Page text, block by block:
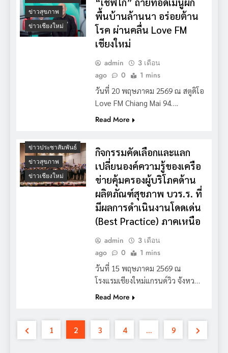
ข่าวสุขภาพ
ข่าวเชียงใหม่
พื้นบ้านล้านนา อร่อยต้าน
โรค ผ่านคลื่น Love FM
เชียงใหม่
admin
3 เดือน
ago
0 1 mins
วันที่ 20 พฤษภาคม 2569 ณ สตูดิโอ
Love FM Chiang Mai 94….
Read More
ข่าวประชาสัมพันธ์
ข่าวสุขภาพ
ข่าวเชียงใหม่
กิจกรรมคัดเลือกและแลก
เปลี่ยนองค์ความรู้ของเครือ
ข่ายคุ้มครองผู้บริโภคด้าน
ผลิตภัณฑ์สุขภาพ บวร.ร. ที่
มีผลการดำเนินงานโดดเด่น
(Best Practice) ภาคเหนือ
admin
3 เดือน
ago
0 1 mins
วันที่ 15 พฤษภาคม 2569 ณ
โรงแรมเชียงใหม่แกรนด์วิว จังหว…
Read More
1 2 3 4 … 9